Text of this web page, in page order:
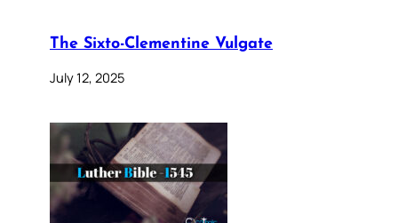
The Sixto-Clementine Vulgate
July 12, 2025